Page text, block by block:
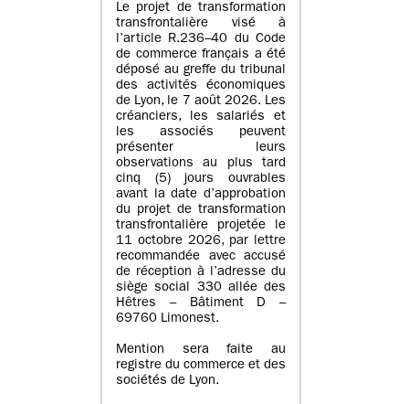
Le projet de transformation
transfrontalière visé à
l’article R.236–40 du Code
de commerce français a été
déposé au greffe du tribunal
des activités économiques
de Lyon, le 7 août 2026. Les
créanciers, les salariés et
les associés peuvent
présenter leurs
observations au plus tard
cinq (5) jours ouvrables
avant la date d’approbation
du projet de transformation
transfrontalière projetée le
11 octobre 2026, par lettre
recommandée avec accusé
de réception à l’adresse du
siège social 330 allée des
Hêtres – Bâtiment D –
69760 Limonest.
Mention sera faite au
registre du commerce et des
sociétés de Lyon.